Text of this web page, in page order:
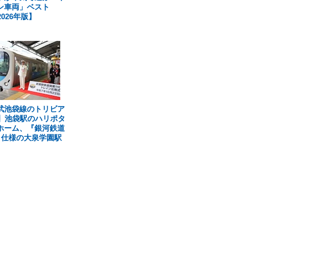
車両」ベスト
年版】
池袋線のトリビア
池袋駅のハリポタ
ーム、『銀河鉄道
様の大泉学園駅